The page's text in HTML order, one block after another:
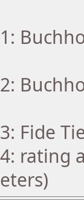
Fide
rating